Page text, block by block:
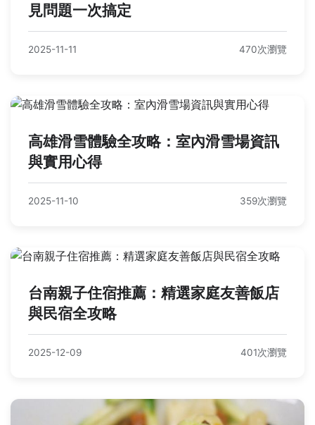
見問題一次搞定
2025-11-11 470次瀏覽
高雄滑雪體驗全攻略：室內滑雪場資訊
與實用心得
2025-11-10 359次瀏覽
台南親子住宿推薦：精選家庭友善飯店
與民宿全攻略
2025-12-09 401次瀏覽